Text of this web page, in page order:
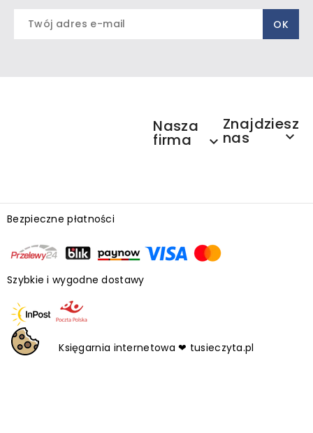
Nasza
firma 
Znajdziesz
nas 
Bezpieczne płatności
Szybkie i wygodne dostawy
Księgarnia internetowa ❤ tusieczyta.pl